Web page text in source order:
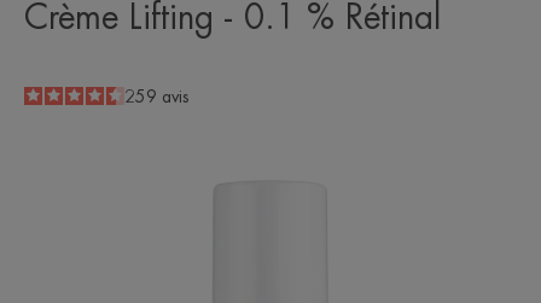
Crème Lifting - 0.1 % Rétinal
4.5
/
5
259 avis